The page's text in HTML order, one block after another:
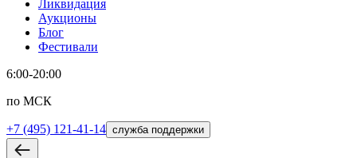
Ликвидация
Аукционы
Блог
Фестивали
6:00-20:00
по МСК
+7 (495) 121-41-14 служба поддержки